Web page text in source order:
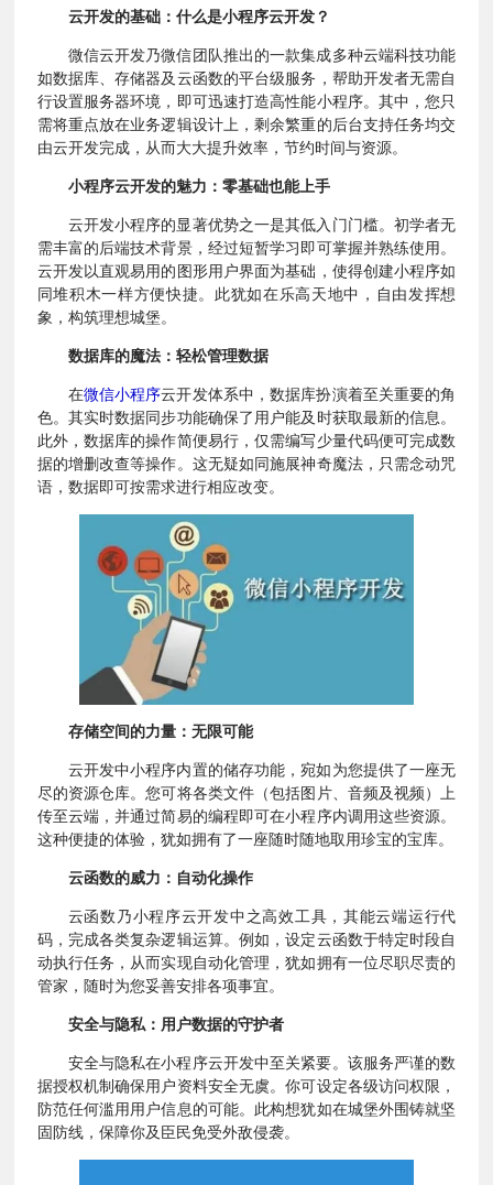
云开发的基础：什么是小程序云开发？
微信云开发乃微信团队推出的一款集成多种云端科技功能
如数据库、存储器及云函数的平台级服务，帮助开发者无需自
行设置服务器环境，即可迅速打造高性能小程序。其中，您只
需将重点放在业务逻辑设计上，剩余繁重的后台支持任务均交
由云开发完成，从而大大提升效率，节约时间与资源。
小程序云开发的魅力：零基础也能上手
云开发小程序的显著优势之一是其低入门门槛。初学者无
需丰富的后端技术背景，经过短暂学习即可掌握并熟练使用。
云开发以直观易用的图形用户界面为基础，使得创建小程序如
同堆积木一样方便快捷。此犹如在乐高天地中，自由发挥想
象，构筑理想城堡。
数据库的魔法：轻松管理数据
在微信小程序云开发体系中，数据库扮演着至关重要的角
色。其实时数据同步功能确保了用户能及时获取最新的信息。
此外，数据库的操作简便易行，仅需编写少量代码便可完成数
据的增删改查等操作。这无疑如同施展神奇魔法，只需念动咒
语，数据即可按需求进行相应改变。
存储空间的力量：无限可能
云开发中小程序内置的储存功能，宛如为您提供了一座无
尽的资源仓库。您可将各类文件（包括图片、音频及视频）上
传至云端，并通过简易的编程即可在小程序内调用这些资源。
这种便捷的体验，犹如拥有了一座随时随地取用珍宝的宝库。
云函数的威力：自动化操作
云函数乃小程序云开发中之高效工具，其能云端运行代
码，完成各类复杂逻辑运算。例如，设定云函数于特定时段自
动执行任务，从而实现自动化管理，犹如拥有一位尽职尽责的
管家，随时为您妥善安排各项事宜。
安全与隐私：用户数据的守护者
安全与隐私在小程序云开发中至关紧要。该服务严谨的数
据授权机制确保用户资料安全无虞。你可设定各级访问权限，
防范任何滥用用户信息的可能。此构想犹如在城堡外围铸就坚
固防线，保障你及臣民免受外敌侵袭。